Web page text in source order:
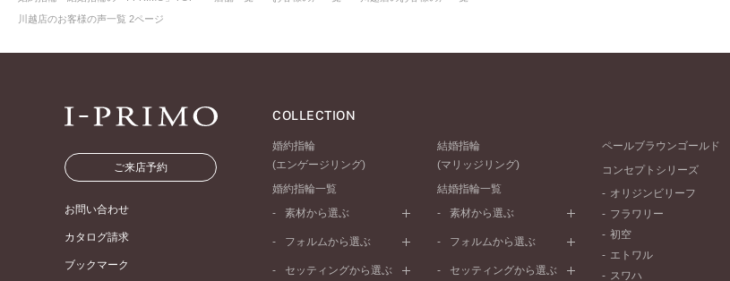
川越店のお客様の声一覧 2ページ
ご来店予約
お問い合わせ
カタログ請求
ブックマーク
COLLECTION
婚約指輪
(エンゲージリング)
婚約指輪一覧
素材から選ぶ
プラチナ
ピンクゴールド
フォルムから選ぶ
ストレートライン
セッティングから選ぶ
結婚指輪
(マリッジリング)
結婚指輪一覧
素材から選ぶ
プラチナ
ピンクゴールド
フォルムから選ぶ
ストレートライン
セッティングから選ぶ
ペールブラウンゴールド
コンセプトシリーズ
オリジンビリーフ
フラワリー
初空
エトワル
スワハ